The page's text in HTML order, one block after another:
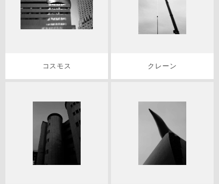
コスモス クレーン